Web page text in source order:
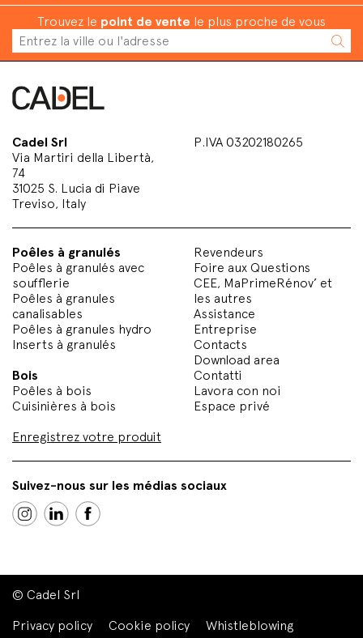
Trouvez le point de vente le plus proche de vous
Cadel Srl
Via Martiri della Libertà,
74
31025 S. Lucia di Piave
Treviso, Italy
P.IVA 03202180265
Poêles à granulés
Poêles à granulés avec
soufflerie
Poêles à granules
canalisables
Poêles à granules hydro
Inserts à granulés
Bois
Poêles à bois
Cuisinières à bois
Enregistrez votre produit
Revendeurs
Foire aux Questions
CEE, MaPrimeRénov’ et
les autres
Assistance
Entreprise
Contacts
Download area
Contatti
Lavora con noi
Espace privé
Suivez-nous sur les médias sociaux
© Cadel Srl
Privacy policy
Cookie policy
Whistleblowing